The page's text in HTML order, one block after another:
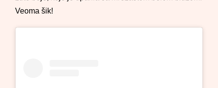
Veoma šik!